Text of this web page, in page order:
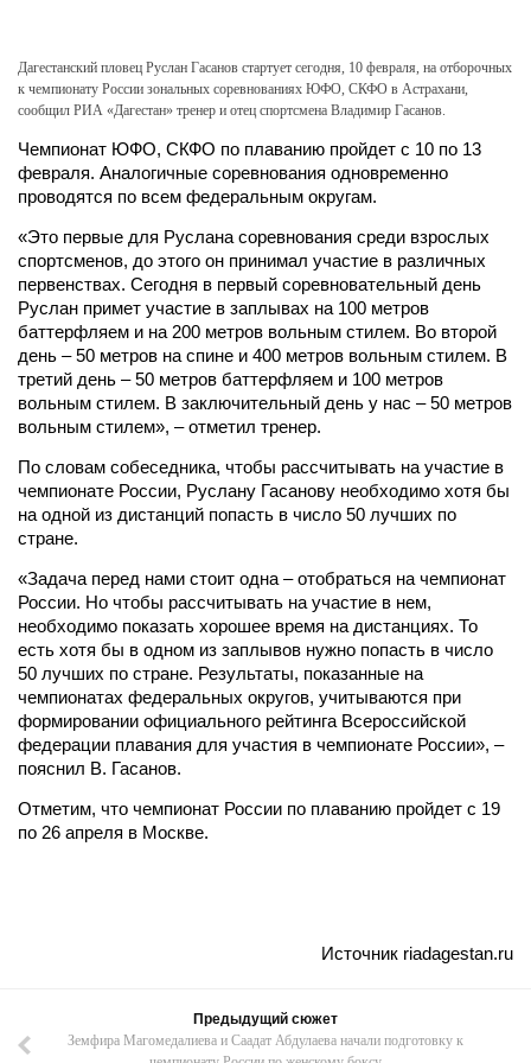
Дагестанский пловец Руслан Гасанов стартует сегодня, 10 февраля, на отборочных
к чемпионату России зональных соревнованиях ЮФО, СКФО в Астрахани,
сообщил РИА «Дагестан» тренер и отец спортсмена Владимир Гасанов.
Чемпионат ЮФО, СКФО по плаванию пройдет с 10 по 13
февраля. Аналогичные соревнования одновременно
проводятся по всем федеральным округам.
«Это первые для Руслана соревнования среди взрослых
спортсменов, до этого он принимал участие в различных
первенствах. Сегодня в первый соревновательный день
Руслан примет участие в заплывах на 100 метров
баттерфляем и на 200 метров вольным стилем. Во второй
день – 50 метров на спине и 400 метров вольным стилем. В
третий день – 50 метров баттерфляем и 100 метров
вольным стилем. В заключительный день у нас – 50 метров
вольным стилем», – отметил тренер.
По словам собеседника, чтобы рассчитывать на участие в
чемпионате России, Руслану Гасанову необходимо хотя бы
на одной из дистанций попасть в число 50 лучших по
стране.
«Задача перед нами стоит одна – отобраться на чемпионат
России. Но чтобы рассчитывать на участие в нем,
необходимо показать хорошее время на дистанциях. То
есть хотя бы в одном из заплывов нужно попасть в число
50 лучших по стране. Результаты, показанные на
чемпионатах федеральных округов, учитываются при
формировании официального рейтинга Всероссийской
федерации плавания для участия в чемпионате России», –
пояснил В. Гасанов.
Отметим, что чемпионат России по плаванию пройдет с 19
по 26 апреля в Москве.
Источник riadagestan.ru
Предыдущий сюжет
Земфира Магомедалиева и Саадат Абдулаева начали подготовку к